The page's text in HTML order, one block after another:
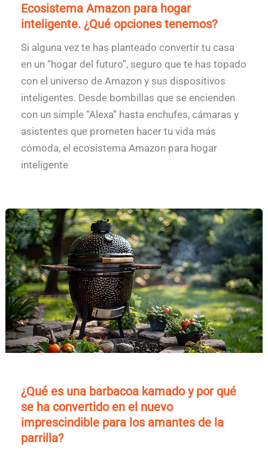
Ecosistema Amazon para hogar
inteligente. ¿Qué opciones tenemos?
Si alguna vez te has planteado convertir tu casa
en un “hogar del futuro”, seguro que te has topado
con el universo de Amazon y sus dispositivos
inteligentes. Desde bombillas que se encienden
con un simple “Alexa” hasta enchufes, cámaras y
asistentes que prometen hacer tu vida más
cómoda, el ecosistema Amazon para hogar
inteligente
¿Qué es una barbacoa kamado y por qué
se ha convertido en el nuevo
imprescindible para los amantes de la
parrilla?